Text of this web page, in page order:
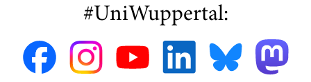
#UniWuppertal: